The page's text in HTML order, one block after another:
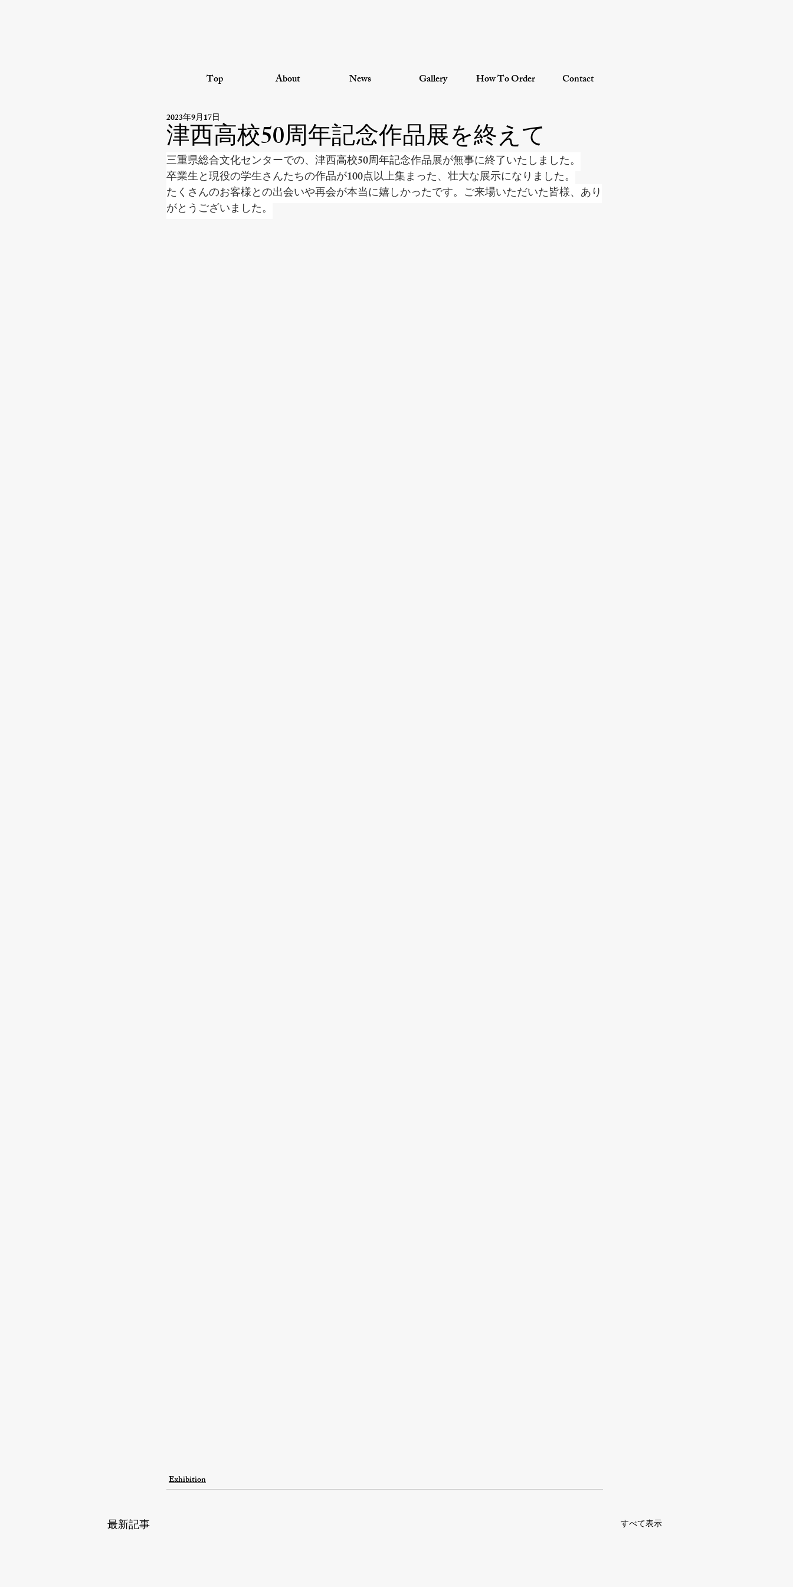
Top About News Gallery How To Order Contact
津西高校50周年記念作品展を終えて
2023年9月17日
三重県総合文化センターでの、津西高校50周年記念作品展が無事に終了いたしました。
卒業生と現役の学生さんたちの作品が100点以上集まった、壮大な展示になりました。
たくさんのお客様との出会いや再会が本当に嬉しかったです。ご来場いただいた皆様、あり
がとうございました。
Exhibition
最新記事 すべて表示